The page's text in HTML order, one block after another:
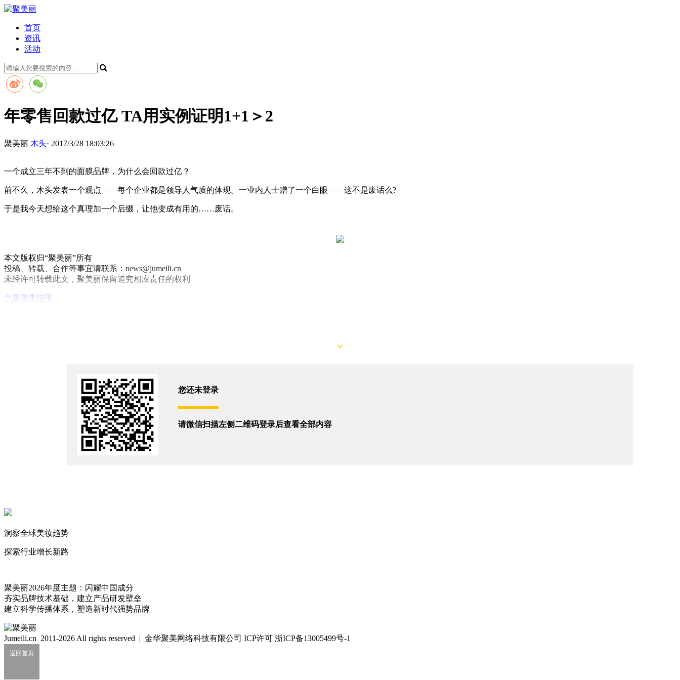
首页
资讯
活动
年零售回款过亿 TA用实例证明1+1＞2
聚美丽 木头· 2017/3/28 18:03:26
一个成立三年不到的面膜品牌，为什么会回款过亿？
前不久，木头发表一个观点——每个企业都是领导人气质的体现。一业内人士赠了一个白眼——这不是废话么?
于是我今天想给这个真理加一个后缀，让他变成有用的……废话。
本文版权归“聚美丽”所有
投稿、转载、合作等事宜请联系：news@jumeili.cn
未经许可转载此文，聚美丽保留追究相应责任的权利
北极泉 李结平
韩昆明 2017/03/28
北极泉必火🔥🔥🔥
相关新闻
您还未登录
请微信扫描左侧二维码登录后查看全部内容
洞察全球美妆趋势
探索行业增长新路
聚美丽2026年度主题：闪耀中国成分
夯实品牌技术基础，建立产品研发壁垒
建立科学传播体系，塑造新时代强势品牌
Jumeili.cn 2011-2026 All rights reserved | 金华聚美网络科技有限公司 ICP许可 浙ICP备13005499号-1
返回首页